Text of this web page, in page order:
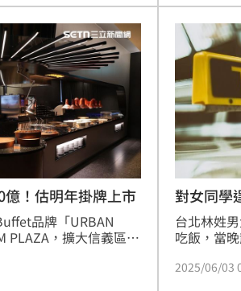
！估明年掛牌上市
品牌「URBAN
PLAZA，擴大信義區餐
示，去年集團營收
對女同學
還
台北林姓
吃飯，當
「不要」
2025/06/03